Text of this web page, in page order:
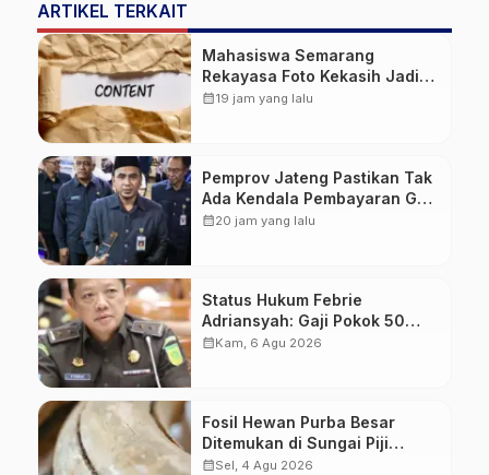
ARTIKEL TERKAIT
Mahasiswa Semarang
Rekayasa Foto Kekasih Jadi
Konten Cabul karena Sakit
calendar_month19 jam yang lalu
Pemprov Jateng Pastikan Tak
Ada Kendala Pembayaran Gaji
ASN di Tengah Pemangkasan
calendar_month20 jam yang lalu
Status Hukum Febrie
Adriansyah: Gaji Pokok 50
Persen Tetap Mengalir,
calendar_monthKam, 6 Agu 2026
Fosil Hewan Purba Besar
Ditemukan di Sungai Piji
Kudus
calendar_monthSel, 4 Agu 2026